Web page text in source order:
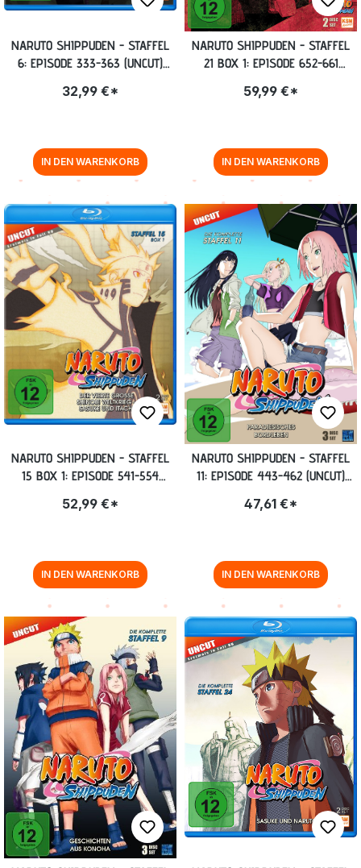
NARUTO SHIPPUDEN - STAFFEL
6: EPISODE 333-363 (UNCUT)
32,99 €*
IN DEN WARENKORB
NARUTO SHIPPUDEN - STAFFEL
21 BOX 1: EPISODE 652-661
59,99 €*
IN DEN WARENKORB
NARUTO SHIPPUDEN - STAFFEL
15 BOX 1: EPISODE 541-554
52,99 €*
IN DEN WARENKORB
NARUTO SHIPPUDEN - STAFFEL
11: EPISODE 443-462 (UNCUT)
47,61 €*
IN DEN WARENKORB